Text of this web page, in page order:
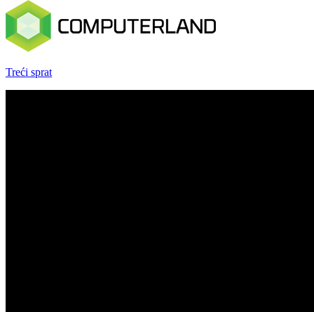
Treći sprat